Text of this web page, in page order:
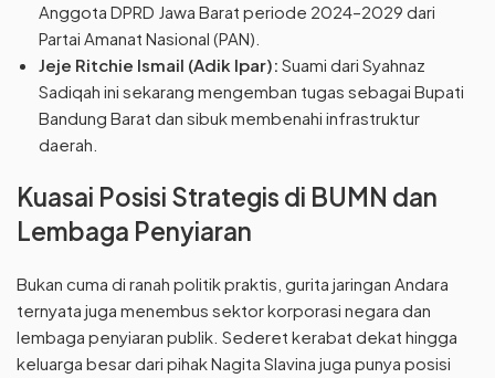
Anggota DPRD Jawa Barat periode 2024–2029 dari
Partai Amanat Nasional (PAN).
Jeje Ritchie Ismail (Adik Ipar): Suami dari Syahnaz
Sadiqah ini sekarang mengemban tugas sebagai Bupati
Bandung Barat dan sibuk membenahi infrastruktur
daerah.
Kuasai Posisi Strategis di BUMN dan
Lembaga Penyiaran
Bukan cuma di ranah politik praktis, gurita jaringan Andara
ternyata juga menembus sektor korporasi negara dan
lembaga penyiaran publik. Sederet kerabat dekat hingga
keluarga besar dari pihak Nagita Slavina juga punya posisi